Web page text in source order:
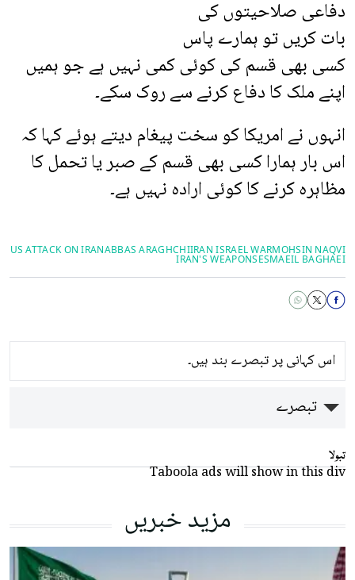
دفاعی صلاحیتوں کی
بات کریں تو ہمارے پاس
کسی بھی قسم کی کوئی کمی نہیں ہے جو ہمیں
اپنے ملک کا دفاع کرنے سے روک سکے۔
انہوں نے امریکا کو سخت پیغام دیتے ہوئے کہا کہ
اس بار ہمارا کسی بھی قسم کے صبر یا تحمل کا
مظاہرہ کرنے کا کوئی ارادہ نہیں ہے۔
MOHSIN NAQVI
IRAN ISRAEL WAR
ABBAS ARAGHCHI
US ATTACK ON IRAN
ESMAEIL BAGHAEI
IRAN'S WEAPONS
اس کہانی پر تبصرے بند ہیں۔
تبصرے
تبولا
Taboola ads will show in this div
مزید خبریں